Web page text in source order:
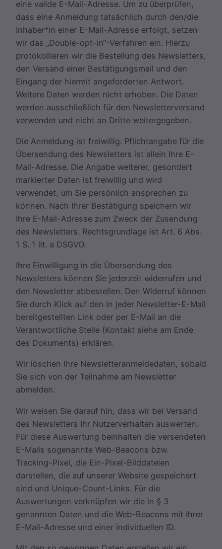
eine valide E-Mail-Adresse. Um zu überprüfen,
dass eine Anmeldung tatsächlich durch den/die
Inhaber*in einer E-Mail-Adresse erfolgt, setzen
wir das „Double-opt-in“-Verfahren ein. Hierzu
protokollieren wir die Bestellung des Newsletters,
den Versand einer Bestätigungsmail und den
Eingang der hiermit angeforderten Antwort.
Weitere Daten werden nicht erhoben. Die Daten
werden ausschließlich für den Newsletterversand
verwendet und nicht an Dritte weitergegeben.
Die Anmeldung ist freiwillig. Pflichtangabe für die
Übersendung des Newsletters ist allein Ihre E-
Mail-Adresse. Die Angabe weiterer, gesondert
markierter Daten ist freiwillig und wird
verwendet, um Sie persönlich ansprechen zu
können. Nach Ihrer Bestätigung speichern wir
Ihre E-Mail-Adresse zum Zweck der Zusendung
des Newsletters. Rechtsgrundlage ist Art. 6 Abs.
1 S. 1 lit. a DSGVO.
Ihre Einwilligung in die Übersendung des
Newsletters können Sie jederzeit widerrufen und
den Newsletter abbestellen. Den Widerruf können
Sie durch Klick auf den in jeder Newsletter-E-Mail
bereitgestellten Link oder per E-Mail an die
Verantwortliche Stelle (Kontakt siehe am Ende
des Dokuments) erklären.
Wir löschen Ihre Newsletteranmeldedaten, sobald
Sie sich von der Teilnahme am Newsletter
abmelden.
Wir weisen Sie darauf hin, dass wir bei Versand
des Newsletters Ihr Nutzerverhalten auswerten.
Für diese Auswertung beinhalten die versendeten
E-Mails sogenannte Web-Beacons bzw.
Tracking-Pixel, die Ein-Pixel-Bilddateien
darstellen, die auf unserer Website gespeichert
sind und Unique-Count-Links. Für die
Auswertungen verknüpfen wir die in § 3
genannten Daten und die Web-Beacons mit Ihrer
E-Mail-Adresse und einer individuellen ID.